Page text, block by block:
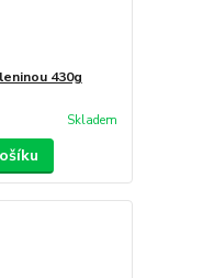
430g
Skladem